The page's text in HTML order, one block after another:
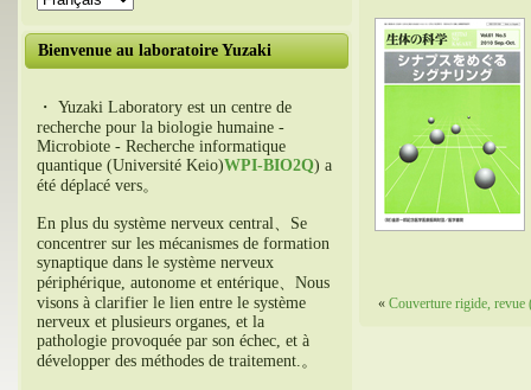
Bienvenue au laboratoire Yuzaki
・ Yuzaki Laboratory est un centre de
recherche pour la biologie humaine -
Microbiote - Recherche informatique
quantique (Université Keio)WPI-BIO2Q) a
été déplacé vers。
En plus du système nerveux central、Se
concentrer sur les mécanismes de formation
synaptique dans le système nerveux
périphérique, autonome et entérique、Nous
visons à clarifier le lien entre le système
nerveux et plusieurs organes, et la
pathologie provoquée par son échec, et à
développer des méthodes de traitement.。
« Couverture rigide, revue